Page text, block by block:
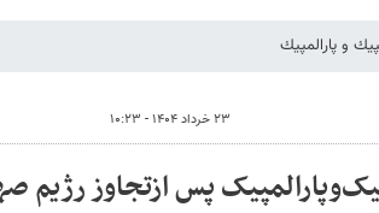
و پارالمپيك
۲۳ خرداد ۱۴۰۴ - ۱۰:۲۳
پس ازتجاوز رژیم